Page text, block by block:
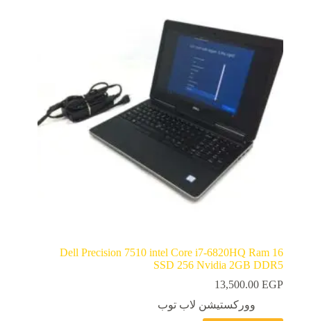
Dell Precision 7510 intel Core i7-6820HQ Ram 16
SSD 256 Nvidia 2GB DDR5
13,500.00 EGP
ووركستيشن لاب توب